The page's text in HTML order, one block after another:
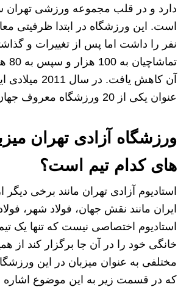
دارد و در قلب مجموعه ورزشی تهران
نفر را داشت اما پس از تغییرات و
آن کاهش یافت. در
عنوان یکی از 20 ورزشگاه معروف جهان شناخته شد.
ورزشگاه آزادی تهران
های کدام تیم است؟
استادیوم آزادی تهران مانند برخی
ایران مانند نقش جهان، فولاد شهر،
استادیوم اختصاصی نیست که تنها یک
خانگی خود را در آن جا برگزار کند از
مختلفی به عنوان میزبان در این
که در قسمت زیر به این موضوع